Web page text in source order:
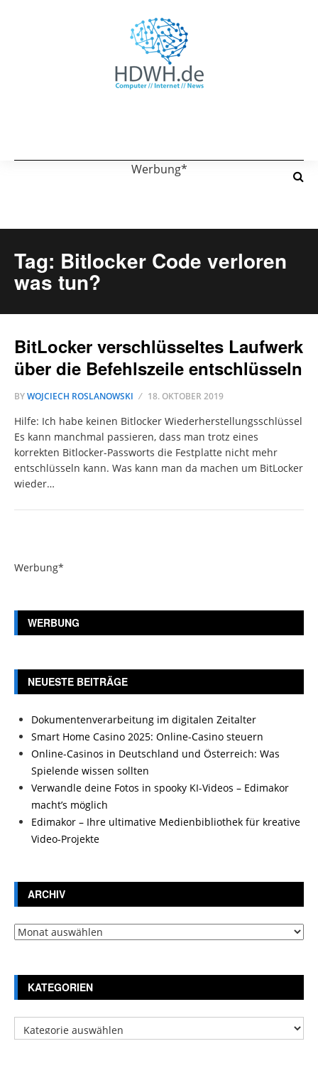
Werbung*
Tag: Bitlocker Code verloren
was tun?
BitLocker verschlüsseltes Laufwerk
über die Befehlszeile entschlüsseln
BYWOJCIECH ROSLANOWSKI 18. OKTOBER 2019
Hilfe: Ich habe keinen Bitlocker Wiederherstellungsschlüssel
Es kann manchmal passieren, dass man trotz eines
korrekten Bitlocker-Passworts die Festplatte nicht mehr
entschlüsseln kann. Was kann man da machen um BitLocker
wieder…
Werbung*
WERBUNG
NEUESTE BEITRÄGE
Dokumentenverarbeitung im digitalen Zeitalter
Smart Home Casino 2025: Online-Casino steuern
Online-Casinos in Deutschland und Österreich: Was
Spielende wissen sollten
Verwandle deine Fotos in spooky KI-Videos – Edimakor
macht’s möglich
Edimakor – Ihre ultimative Medienbibliothek für kreative
Video-Projekte
ARCHIV
Archiv
KATEGORIEN
Kategorien